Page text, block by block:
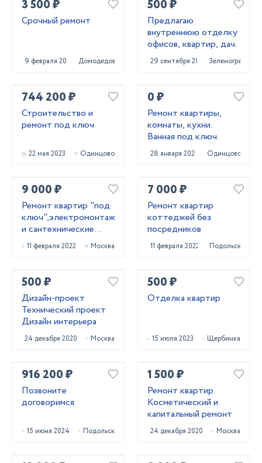
3 500 ₽
Срочный ремонт
9 февраля 2021 Домодедово
500 ₽
Предлагаю
внутреннюю отделку
офисов, квартир, дач.
29 сентября 2021 Зеленоград
744 200 ₽
Строительство и
ремонт под ключ
22 мая 2023 Одинцово
0 ₽
Ремонт квартиры,
комнаты, кухни.
Ванная под ключ.
28 января 2021 Одинцово
9 000 ₽
Ремонт квартир "под
ключ",электромонтажные
и сантехнические
работы
11 февраля 2022 Москва
7 000 ₽
Ремонт квартир
коттеджей без
посредников
11 февраля 2022 Подольск
500 ₽
Дизайн-проект
Технический проект
Дизайн интерьера
24 декабря 2020 Москва
500 ₽
Отделка квартир
15 июля 2023 Щербинка
916 200 ₽
Позвоните
договоримся
15 июня 2024 Подольск
1 500 ₽
Ремонт квартир.
Косметический и
капитальный ремонт
24 декабря 2020 Москва